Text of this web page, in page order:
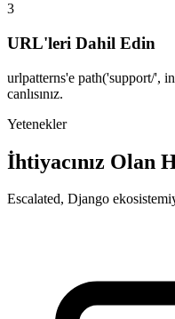
3
URL'leri Dahil Edin
urlpatterns'e path('support/',
canlısınız.
Yetenekler
İhtiyacınız Olan
Escalated, Django